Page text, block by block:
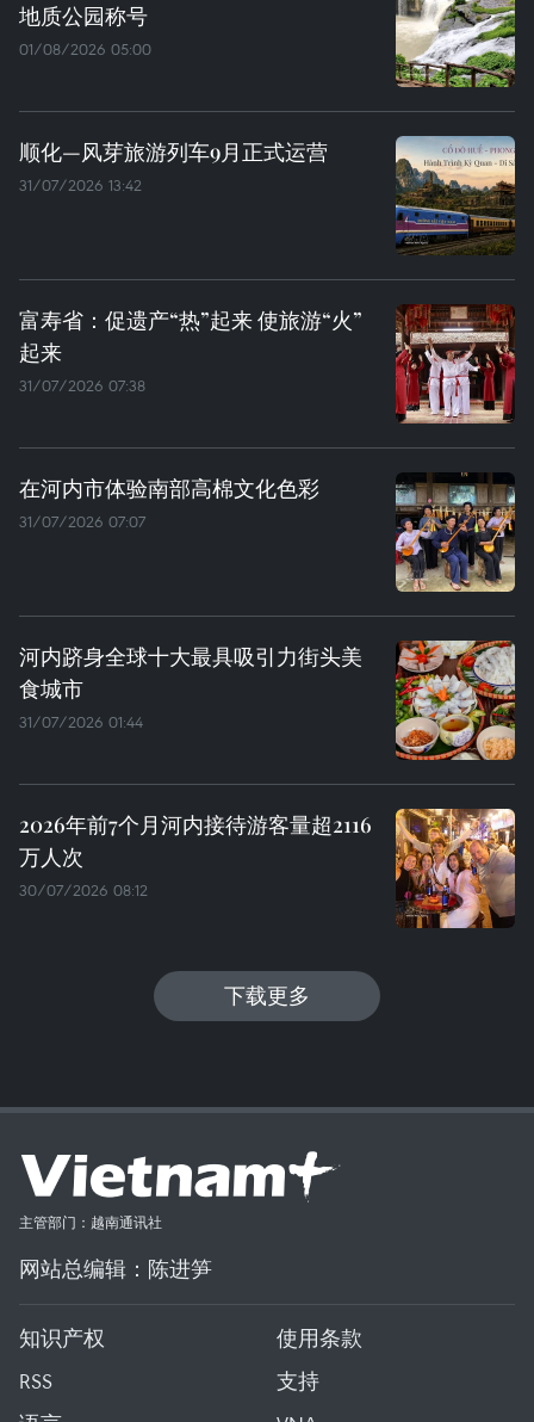
地质公园称号
01/08/2026 05:00
顺化—风芽旅游列车9月正式运营
31/07/2026 13:42
富寿省：促遗产“热”起来 使旅游“火”
起来
31/07/2026 07:38
在河内市体验南部高棉文化色彩
31/07/2026 07:07
河内跻身全球十大最具吸引力街头美
食城市
31/07/2026 01:44
2026年前7个月河内接待游客量超2116
万人次
30/07/2026 08:12
下载更多
主管部门：越南通讯社
网站总编辑：陈进笋
知识产权
使用条款
RSS
支持